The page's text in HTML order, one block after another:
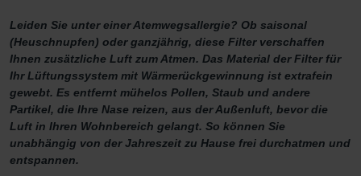
Leiden Sie unter einer Atemwegsallergie? Ob saisonal
(Heuschnupfen) oder ganzjährig, diese Filter verschaffen
Ihnen zusätzliche Luft zum Atmen. Das Material der Filter für
Ihr Lüftungssystem mit Wärmerückgewinnung ist extrafein
gewebt. Es entfernt mühelos Pollen, Staub und andere
Partikel, die Ihre Nase reizen, aus der Außenluft, bevor die
Luft in Ihren Wohnbereich gelangt. So können Sie
unabhängig von der Jahreszeit zu Hause frei durchatmen und
entspannen.